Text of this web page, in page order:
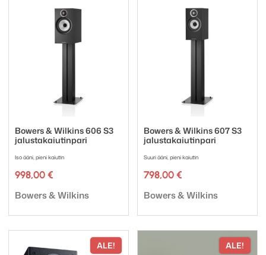
Bowers & Wilkins 606 S3
jalustakaiutinpari
Iso ääni, pieni kaiutin
998,00 €
Tuotemerkki:
Bowers & Wilkins
Bowers & Wilkins 607 S3
jalustakaiutinpari
Suuri ääni, pieni kaiutin
798,00 €
Tuotemerkki:
Bowers & Wilkins
ALE! ALE!